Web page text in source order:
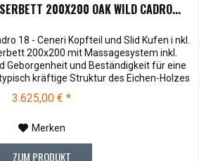
200X200 OAK WILD CADRO...
18 - Ceneri Kopfteil und Slid Kufen i nkl.
200x200 mit Massagesystem inkl.
Geborgenheit und Beständigkeit für eine
kräftige Struktur des Eichen-Holzes
starke und behagliche Aura. Dieses...
3.625,00 € *
Merken
ZUM PRODUKT